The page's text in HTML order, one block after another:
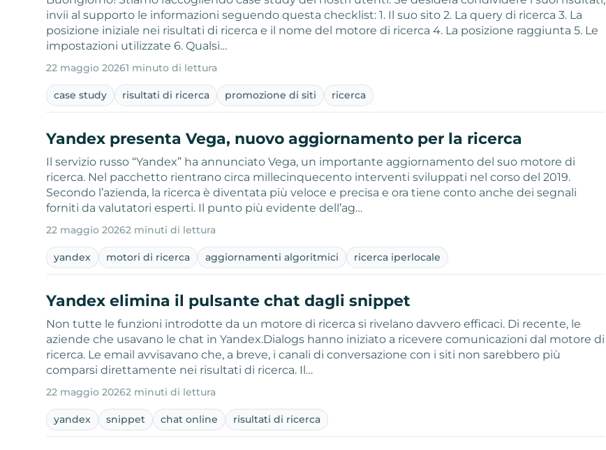
invii al supporto le informazioni seguendo questa checklist: 1. Il suo sito 2. La query di ricerca 3. La
posizione iniziale nei risultati di ricerca e il nome del motore di ricerca 4. La posizione raggiunta 5. Le
impostazioni utilizzate 6. Qualsi…
22 maggio 20261 minuto di lettura
case study risultati di ricerca promozione di siti ricerca
Yandex presenta Vega, nuovo aggiornamento per la ricerca
Il servizio russo “Yandex” ha annunciato Vega, un importante aggiornamento del suo motore di
ricerca. Nel pacchetto rientrano circa millecinquecento interventi sviluppati nel corso del 2019.
Secondo l’azienda, la ricerca è diventata più veloce e precisa e ora tiene conto anche dei segnali
forniti da valutatori esperti. Il punto più evidente dell’ag…
22 maggio 20262 minuti di lettura
yandex motori di ricerca aggiornamenti algoritmici ricerca iperlocale
Yandex elimina il pulsante chat dagli snippet
Non tutte le funzioni introdotte da un motore di ricerca si rivelano davvero efficaci. Di recente, le
aziende che usavano le chat in Yandex.Dialogs hanno iniziato a ricevere comunicazioni dal motore di
ricerca. Le email avvisavano che, a breve, i canali di conversazione con i siti non sarebbero più
comparsi direttamente nei risultati di ricerca. Il…
22 maggio 20262 minuti di lettura
yandex snippet chat online risultati di ricerca